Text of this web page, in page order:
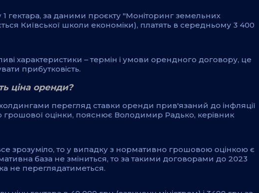
1 гектара, за даними проєкту "Моніторинг земельних
Київської школи економіки), платять в середньому 3 400
характеристики – термін і умови орендного договору, це
прибутковість.
ціна оренди?
перегляд ставки оренди прив'язаний до інфляції
оцінки, пояснює Володимир Радько, керівник
зрозуміло, то у випадку з нормативно грошовою оцінкою є
база не зміниться, то за такими договорами до 2023
не переглядатиметься.